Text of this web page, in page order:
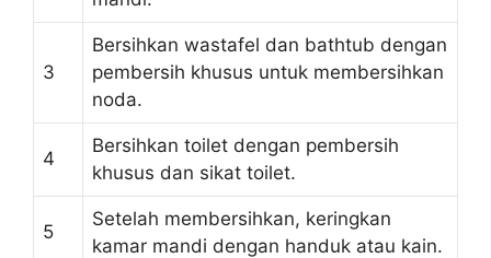
3
Bersihkan wastafel dan bathtub dengan
pembersih khusus untuk membersihkan
noda.
4
Bersihkan toilet dengan pembersih
khusus dan sikat toilet.
5
Setelah membersihkan, keringkan
kamar mandi dengan handuk atau kain.